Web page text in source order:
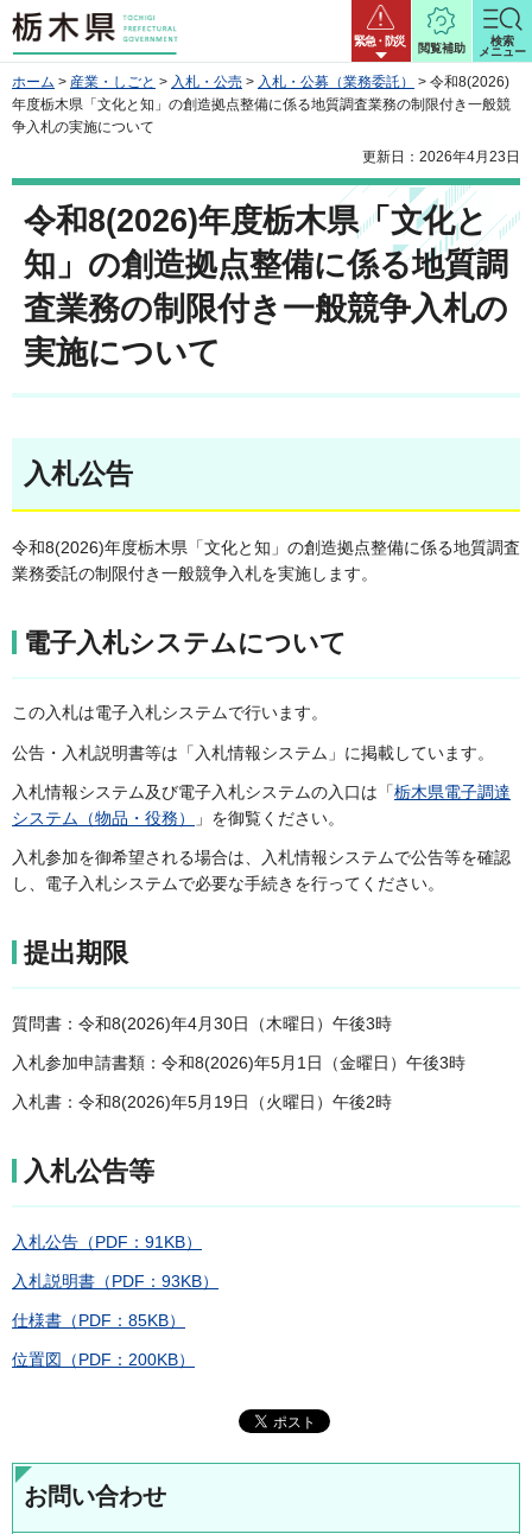
栃木県 緊急・防災
閲覧補助
検索
メニュー
ホーム > 産業・しごと > 入札・公売 > 入札・公募（業務委託）
> 令和8(2026)
年度栃木県「文化と知」の創造拠点整備に係る地質調査業務の制限付き一般競
争入札の実施について
更新日：2026年4月23日
令和8(2026)年度栃木県「文化と
知」の創造拠点整備に係る地質調
査業務の制限付き一般競争入札の
実施について
入札公告
令和8(2026)年度栃木県「文化と知」の創造拠点整備に係る地質調査
業務委託の制限付き一般競争入札を実施します。
電子入札システムについて
この入札は電子入札システムで行います。
公告・入札説明書等は「入札情報システム」に掲載しています。
入札情報システム及び電子入札システムの入口は「栃木県電子調達
システム（物品・役務）
」を御覧ください。
入札参加を御希望される場合は、入札情報システムで公告等を確認
し、電子入札システムで必要な手続きを行ってください。
提出期限
質問書：令和8(2026)年4月30日（木曜日）午後3時
入札参加申請書類：令和8(2026)年5月1日（金曜日）午後3時
入札書：令和8(2026)年5月19日（火曜日）午後2時
入札公告等
入札公告（PDF：91KB）
入札説明書（PDF：93KB）
仕様書（PDF：85KB）
位置図（PDF：200KB）
お問い合わせ